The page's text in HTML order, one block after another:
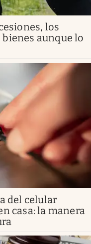
los
aunque lo
del celular
casa: la manera